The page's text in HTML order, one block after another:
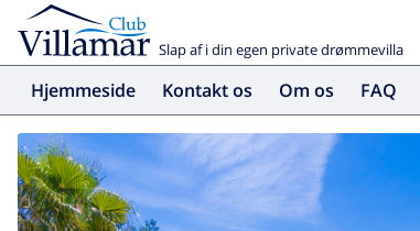
Slap af i din egen private drømmevilla
Hjemmeside Kontakt os Om os FAQ